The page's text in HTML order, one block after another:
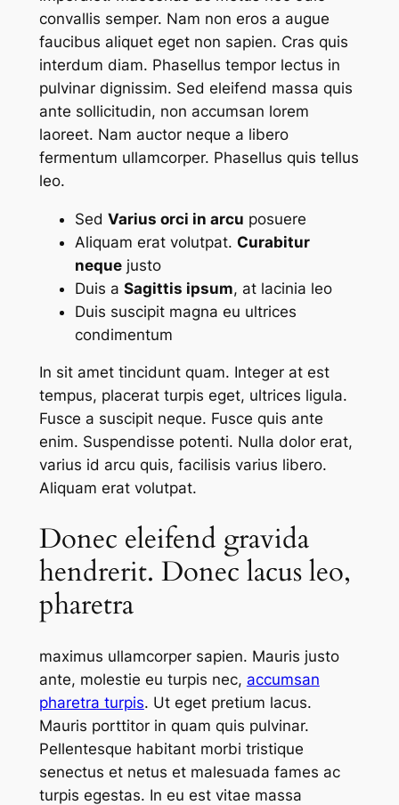
convallis semper. Nam non eros a augue
faucibus aliquet eget non sapien. Cras quis
interdum diam. Phasellus tempor lectus in
pulvinar dignissim. Sed eleifend massa quis
ante sollicitudin, non accumsan lorem
laoreet. Nam auctor neque a libero
fermentum ullamcorper. Phasellus quis tellus
leo.
Sed Varius orci in arcu posuere
Aliquam erat volutpat. Curabitur
nequejusto
Duis a Sagittis ipsum, at lacinia leo
Duis suscipit magna eu ultrices
condimentum
In sit amet tincidunt quam. Integer at est
tempus, placerat turpis eget, ultrices ligula.
Fusce a suscipit neque. Fusce quis ante
enim. Suspendisse potenti. Nulla dolor erat,
varius id arcu quis, facilisis varius libero.
Aliquam erat volutpat.
Donec eleifend gravida
hendrerit. Donec lacus leo,
pharetra
maximus ullamcorper sapien. Mauris justo
ante, molestie eu turpis nec, accumsan
pharetra turpis. Ut eget pretium lacus.
Mauris porttitor in quam quis pulvinar.
Pellentesque habitant morbi tristique
senectus et netus et malesuada fames ac
turpis egestas. In eu est vitae massa